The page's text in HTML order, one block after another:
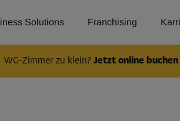
Solutions Franchising
WG-Zimmer zu klein? Jetzt online buchen